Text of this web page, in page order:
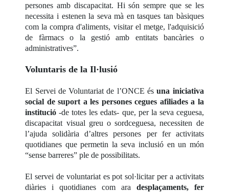
persones amb discapacitat. Hi són sempre que se les
necessita i estenen la seva mà en tasques tan bàsiques
com la compra d'aliments, visitar el metge, l'adquisició
de fàrmacs o la gestió amb entitats bancàries o
administratives”.
Voluntaris de la Il·lusió
El Servei de Voluntariat de l’ONCE ésuna iniciativa
social de suport a les persones cegues afiliades a la
institució -de totes les edats- que, per la seva ceguesa,
discapacitat visual greu o sordceguesa, necessiten de
l’ajuda solidària d’altres persones per fer activitats
quotidianes que permetin la seva inclusió en un món
“sense barreres” ple de possibilitats.
El servei de voluntariat es pot sol·licitar per a activitats
diàries i quotidianes com ara desplaçaments, fer